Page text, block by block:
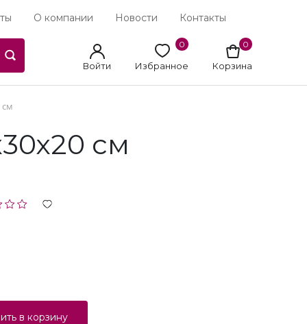
О компании Новости Контакты
Войти Избранное
0
Корзина
0
см
см
в корзину